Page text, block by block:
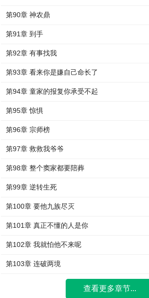
第90章 神农鼎
第91章 到手
第92章 有事找我
第93章 看来你是嫌自己命长了
第94章 童家的报复你承受不起
第95章 惊惧
第96章 宗师榜
第97章 救救我爷爷
第98章 整个窦家都要陪葬
第99章 逆转生死
第100章 要他九族尽灭
第101章 真正不懂的人是你
第102章 我就怕他不来呢
第103章 连破两境
查看更多章节...